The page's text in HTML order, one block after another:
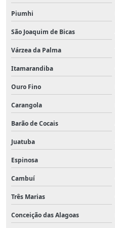
Piumhi
São Joaquim de Bicas
Várzea da Palma
Itamarandiba
Ouro Fino
Carangola
Barão de Cocais
Juatuba
Espinosa
Cambuí
Três Marias
Conceição das Alagoas